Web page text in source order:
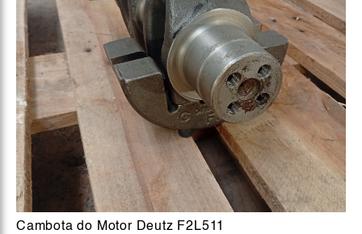
Cambota do Motor Deutz F2L511